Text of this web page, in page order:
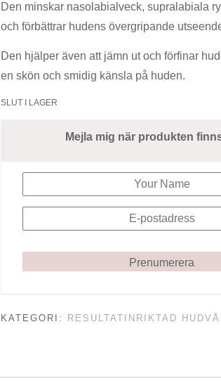
Den minskar nasolabialveck, supralabiala
och förbättrar hudens övergripande
Den hjälper även att jämn ut och förfinar
en skön och smidig känsla på huden.
SLUT I LAGER
Mejla mig när produkten
Prenumerera
KATEGORI: RESULTATINRIKTAD